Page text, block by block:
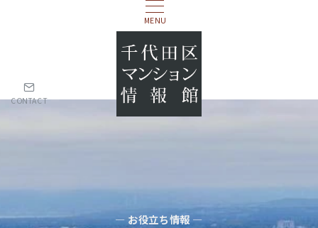
MENU
CONTACT
— お役立ち情報 —